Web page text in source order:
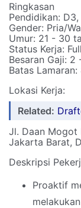
Ringkasan
Pendidikan: D3,
Gender: Pria/
Umur: 21 - 30
Status Kerja:
Besaran Gaji: 2
Batas
Lokasi Kerja:
Related:
Jl. Daan Mogot
Jakarta Barat,
Deskripsi
Proaktif